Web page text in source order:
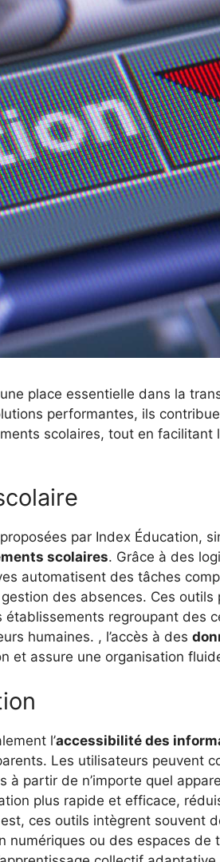
place essentielle dans la
performantes, ils
scolaires, tout en facilitant
par Index Éducation,
scolaires. Grâce à des
automatisent des tâches
des absences. Ces outils
regroupant des
humaines. , l’accès à des
et assure une organisation
l’accessibilité des
Les utilisateurs peuvent
partir de n’importe quel
plus rapide et efficace,
ces outils intègrent souvent
numériques ou des espaces de